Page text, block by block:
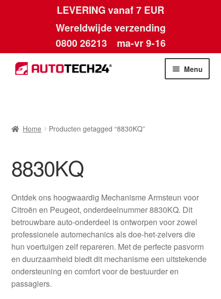
LEVERING vanaf 7 EUR
Wereldwijde verzending
0800 26213 ma-vr 9-16
Skip
to
Skip
to
Menu
Betalingen
Contact
Kassa
Klachten
Klachtenprocedure
Home Producten getagged “8830KQ”
8830KQ
Ontdek ons hoogwaardig Mechanisme Armsteun voor
Citroën en Peugeot, onderdeelnummer 8830KQ. Dit
betrouwbare auto-onderdeel is ontworpen voor zowel
professionele automechanics als doe-het-zelvers die
hun voertuigen zelf repareren. Met de perfecte pasvorm
en duurzaamheid biedt dit mechanisme een uitstekende
ondersteuning en comfort voor de bestuurder en
passagiers.